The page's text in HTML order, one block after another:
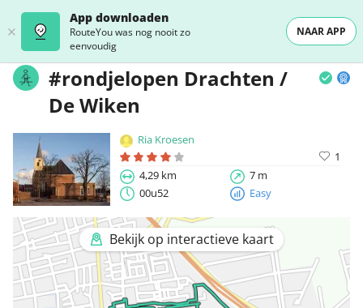
App downloaden
RouteYou was nog nooit zo
eenvoudig
NAAR APP
#rondjelopen Drachten /
De Wiken
Ria Kroesen
1
4,29 km
7 m
00u52
Easy
Bekijk op interactieve kaart